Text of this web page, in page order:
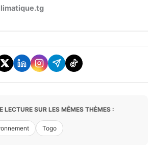
LECTURE SUR LES MÊMES THÈMES :
Togo